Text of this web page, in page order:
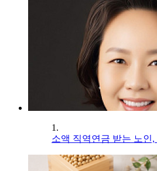
1.
소액 직역연금 받는 노인